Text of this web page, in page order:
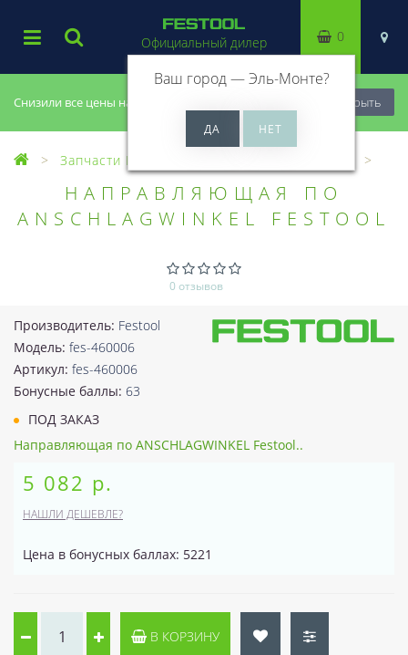
Снизили все цены на 20%, успей купить! Закрыть
Официальный дилер
Ваш город —Эль-Монте?
0
Запчасти Festool
НАПРАВЛЯЮЩАЯ ПО
ANSCHLAGWINKEL FESTOOL
0 отзывов
Производитель: Festool
Модель: fes-460006
Артикул: fes-460006
Бонусные баллы: 63
ПОД ЗАКАЗ
Направляющая по ANSCHLAGWINKEL Festool..
5 082 р.
НАШЛИ ДЕШЕВЛЕ?
Цена в бонусных баллах: 5221
В КОРЗИНУ